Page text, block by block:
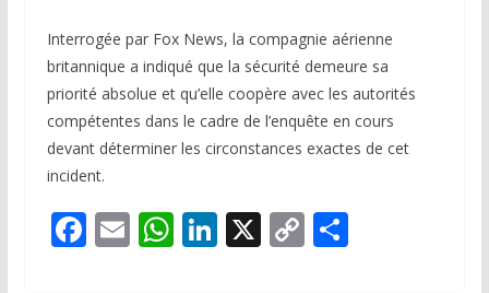
Interrogée par Fox News, la compagnie aérienne
britannique a indiqué que la sécurité demeure sa
priorité absolue et qu’elle coopère avec les autorités
compétentes dans le cadre de l’enquête en cours
devant déterminer les circonstances exactes de cet
incident.
F E W Li X C P